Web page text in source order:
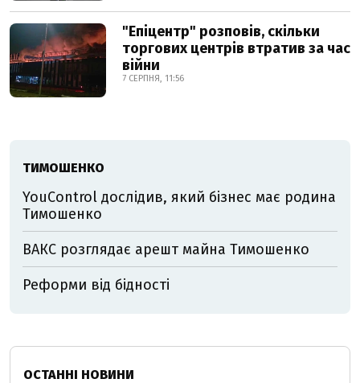
"Епіцентр" розповів, скільки
торгових центрів втратив за час
війни
7 СЕРПНЯ, 11:56
ТИМОШЕНКО
YouControl дослідив, який бізнес має родина
Тимошенко
ВАКС розглядає арешт майна Тимошенко
Реформи від бідності
ОСТАННІ НОВИНИ